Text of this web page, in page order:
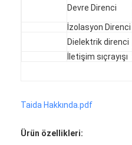
Bizimle İletişim
Bir İndirim İste
Devre Direnci
İzolasyon Direnci
Dielektrik direnci
İletişim sıçrayışı
Taida Hakkında.pdf
Ürün özellikleri: